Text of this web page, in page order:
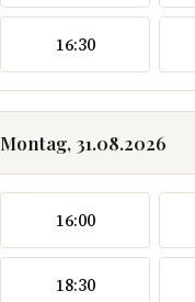
16:30
Montag, 31.08.2026
16:00
18:30